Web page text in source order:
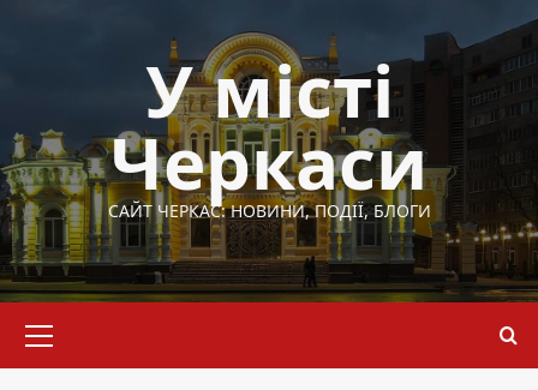
У місті
Черкаси
САЙТ ЧЕРКАС: НОВИНИ, ПОДІЇ, БЛОГИ
меню